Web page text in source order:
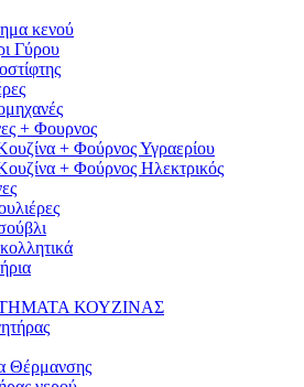
κενού
Γύρου
+ Φουρνος
+ Φούρνος Υγραερίου
+ Φούρνος Ηλεκτρικός
ΚΟΥΖΙΝΑΣ
Θέρμανσης